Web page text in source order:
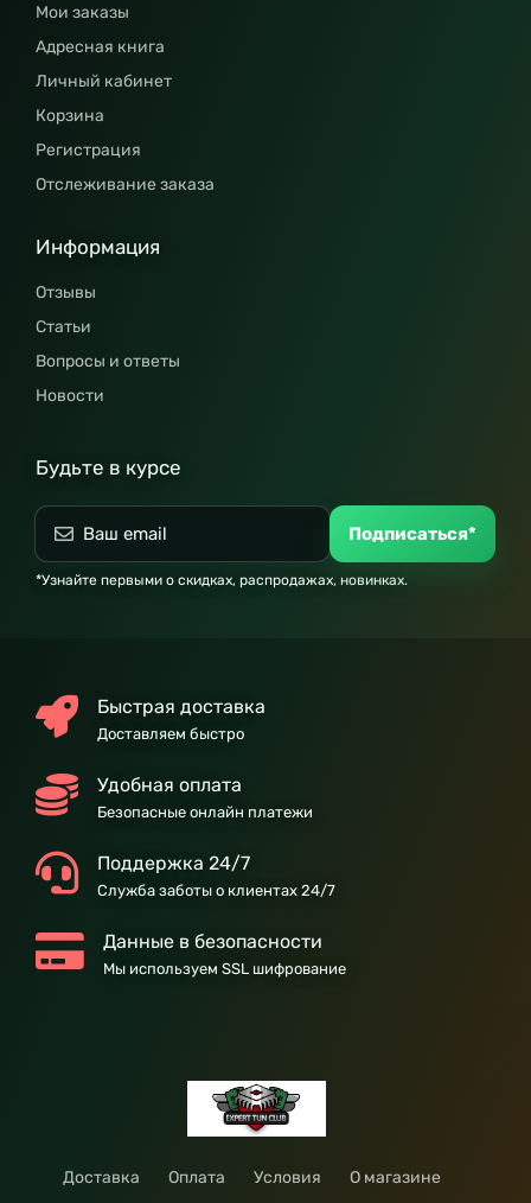
Мои заказы
Адресная книга
Личный кабинет
Корзина
Регистрация
Отслеживание заказа
Информация
Отзывы
Статьи
Вопросы и ответы
Новости
Будьте в курсе
Подписаться*
*Узнайте первыми о скидках, распродажах, новинках.
Быстрая доставка
Доставляем быстро
Удобная оплата
Безопасные онлайн платежи
Поддержка 24/7
Служба заботы о клиентах 24/7
Данные в безопасности
Мы используем SSL шифрование
Доставка Оплата Условия
О магазине